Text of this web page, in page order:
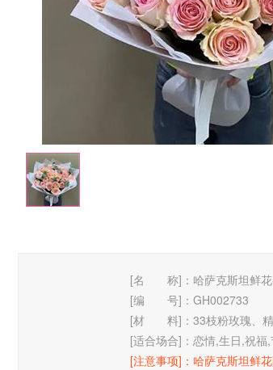
[名 称]： 哈萨克斯坦鲜
[编 号]：GH002733
[材 料]：33枝粉玫瑰、
[适合场合]：恋情,生日,祝福
[注意事项]：哈萨克斯坦鲜